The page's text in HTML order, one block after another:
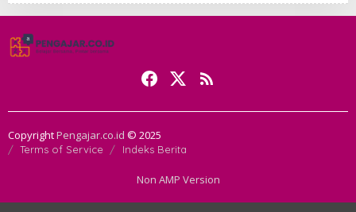
CopyrightPengajar.co.id © 2025
Terms of Service Indeks Berita
Non AMP Version